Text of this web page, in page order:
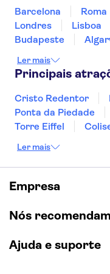
Sabina
Playa Moreia
BQ Cala Ratjada
THB Gran Playa
Ariel
Sol Cala d'Or
S'Entrador Playa
Spa
Barcelona Roma
Londres
Lisboa
Budapeste
Sintra
Lagos
Ler mais
Principais
Cristo Redentor
Ponta da Piedade
Torre Eiffel
Parque Güell
Caminito del Rey
Quinta da Regaleira
Parque Warner
Mosteiro dos
Ler mais
Empresa
Nós
Ajuda e suporte